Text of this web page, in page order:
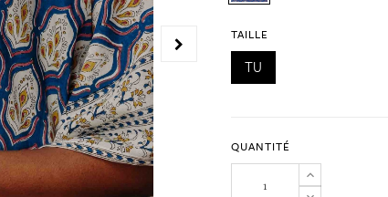
TAILLE
TU
QUANTITÉ